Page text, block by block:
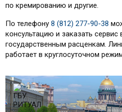
по кремированию и другие.
По телефону8 (812) 277-90-38
консультацию и заказать сервис
государственным расценкам.
работает в круглосуточном